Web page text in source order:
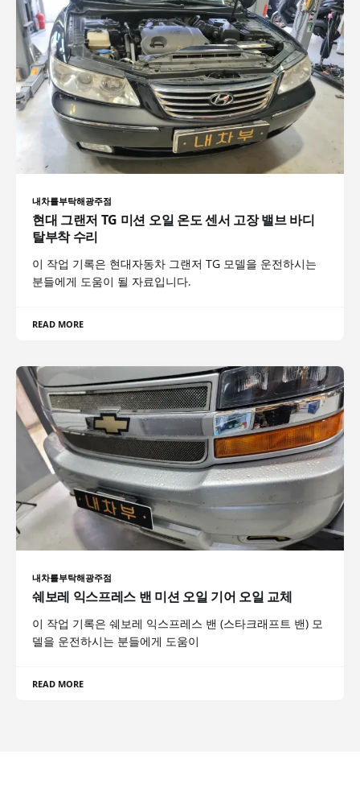
내차를부탁해광주점
현대 그랜저 TG 미션 오일 온도 센서 고장 밸브 바디
탈부착 수리
이 작업 기록은 현대자동차 그랜저 TG 모델을 운전하시는
분들에게 도움이 될 자료입니다.
READ MORE
내차를부탁해광주점
쉐보레 익스프레스 밴 미션 오일 기어 오일 교체
이 작업 기록은 쉐보레 익스프레스 밴 (스타크래프트 밴) 모
델을 운전하시는 분들에게 도움이
READ MORE